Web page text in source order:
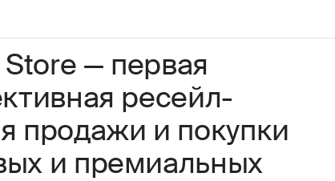
— первая
ресейл-
продажи и покупки
и премиальных